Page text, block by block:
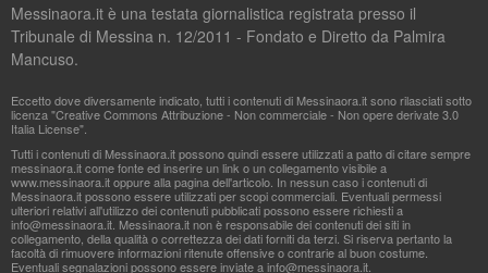
Messinaora.it è una testata giornalistica registrata presso il
Tribunale di Messina n. 12/2011 - Fondato e Diretto da Palmira
Mancuso.
Eccetto dove diversamente indicato, tutti i contenuti di Messinaora.it sono rilasciati sotto
licenza "Creative Commons Attribuzione - Non commerciale - Non opere derivate 3.0
Italia License".
Tutti i contenuti di Messinaora.it possono quindi essere utilizzati a patto di citare sempre
messinaora.it come fonte ed inserire un link o un collegamento visibile a
www.messinaora.it oppure alla pagina dell'articolo. In nessun caso i contenuti di
Messinaora.it possono essere utilizzati per scopi commerciali. Eventuali permessi
ulteriori relativi all'utilizzo dei contenuti pubblicati possono essere richiesti a
info@messinaora.it . Messinaora.it non è responsabile dei contenuti dei siti in
collegamento, della qualità o correttezza dei dati forniti da terzi. Si riserva pertanto la
facoltà di rimuovere informazioni ritenute offensive o contrarie al buon costume.
Eventuali segnalazioni possono essere inviate ainfo@messinaora.it